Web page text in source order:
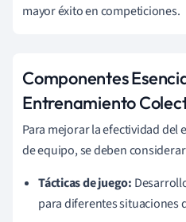
mayor éxito en competiciones.
Componentes
Entrenamiento
Para mejorar la efectividad
de equipo, se deben
Tácticas de juego:
para diferentes situaciones